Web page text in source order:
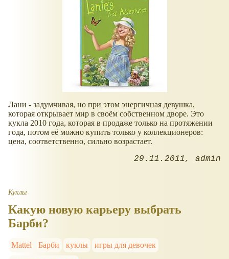
Лани - задумчивая, но при этом энергичная девушка,
которая открывает мир в своём собственном дворе. Это
кукла 2010 года, которая в продаже только на протяжении
года, потом её можно купить только у коллекционеров:
цена, соответственно, сильно возрастает.
29.11.2011 admin
Куклы
Какую новую карьеру выбрать
Барби?
Mattel Барби куклы
игры для девочек